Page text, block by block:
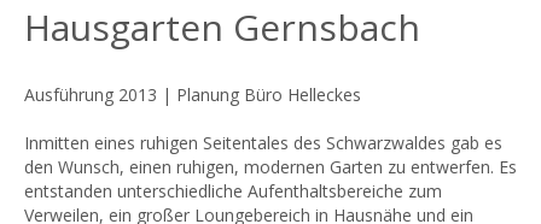
Hausgarten Gernsbach
Ausführung 2013 | Planung Büro Helleckes
Inmitten eines ruhigen Seitentales des Schwarzwaldes gab es
den Wunsch, einen ruhigen, modernen Garten zu entwerfen. Es
entstanden unterschiedliche Aufenthaltsbereiche zum
Verweilen, ein großer Loungebereich in Hausnähe und ein